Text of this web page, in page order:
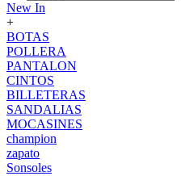
New In
+
BOTAS
POLLERA
PANTALON
CINTOS
BILLETERAS
SANDALIAS
MOCASINES
champion
zapato
Sonsoles